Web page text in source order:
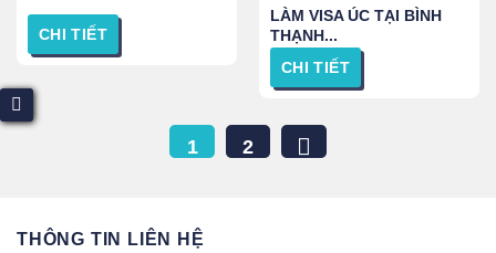
CHI TIẾT
LÀM VISA ÚC TẠI BÌNH
THẠNH...
CHI TIẾT
1 2
THÔNG TIN LIÊN HỆ